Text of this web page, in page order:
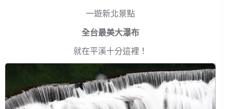
一遊新北景點
全台最美大瀑布
就在平溪十分這裡！